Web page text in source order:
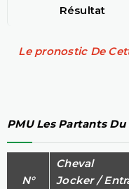
Résultat
Le pronostic De
PMU Les Partants
N°
Cheval
Jocker /